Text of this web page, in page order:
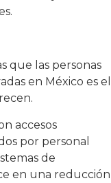
que las personas
en México es el
accesos
por personal
de
en una reducción